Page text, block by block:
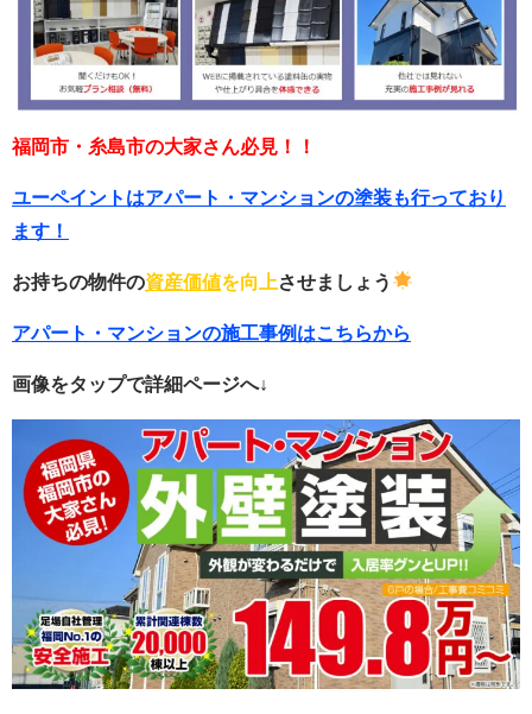
福岡市・糸島市の大家さん必見！！
ユーペイントはアパート・マンションの塗装も行っており
ます！
お持ちの物件の資産価値を向上させましょう
アパート・マンションの施工事例はこちらから
画像をタップで詳細ページへ↓